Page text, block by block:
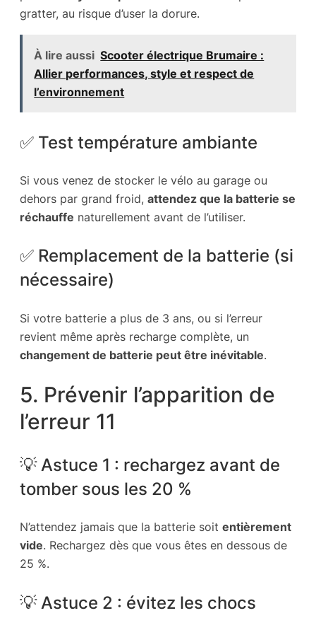
gratter, au risque d’user la dorure.
À lire aussi Scooter électrique Brumaire :
Allier performances, style et respect de
l’environnement
✅ Test température ambiante
Si vous venez de stocker le vélo au garage ou
dehors par grand froid, attendez que la batterie se
réchauffe naturellement avant de l’utiliser.
✅ Remplacement de la batterie (si
nécessaire)
Si votre batterie a plus de 3 ans, ou si l’erreur
revient même après recharge complète, un
changement de batterie peut être inévitable.
5. Prévenir l’apparition de
l’erreur 11
💡 Astuce 1 : rechargez avant de
tomber sous les 20 %
N’attendez jamais que la batterie soit entièrement
vide. Rechargez dès que vous êtes en dessous de
25 %.
💡 Astuce 2 : évitez les chocs